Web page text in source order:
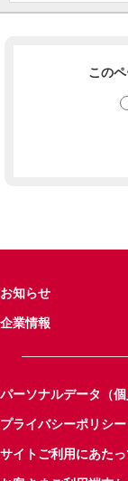
この
お知らせ
企業情報
パーソナルデータ（
プライバシーポリシー
サイトご利用にあたっ